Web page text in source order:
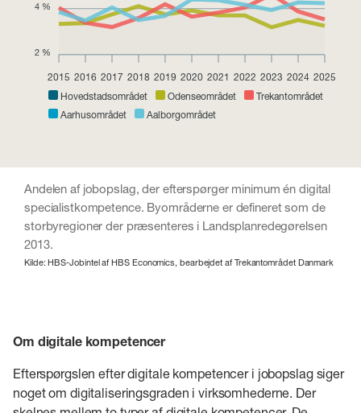
Hovedstadsområdet Odenseområdet
Trekantområdet
Aarhusområdet
Aalborgområdet
2015 2016 2017 2018 2019 2020 2021 2022 2023 2024 2025
4 %
2 %
Andelen af jobopslag, der efterspørger minimum én digital
specialistkompetence. Byområderne er defineret som de
storbyregioner der præsenteres i Landsplanredegørelsen
2013.
Kilde: HBS-Jobintel af HBS Economics, bearbejdet af Trekantområdet Danmark
Om digitale kompetencer
Efterspørgslen efter digitale kompetencer i jobopslag siger
noget om digitaliseringsgraden i virksomhederne. Der